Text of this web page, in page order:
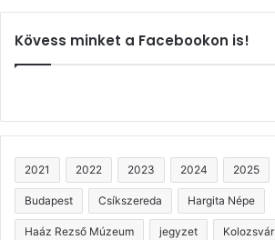
Kövess minket a Facebookon is!
2021 2022 2023 2024 2025
Budapest Csíkszereda Hargita Népe
Haáz Rezső Múzeum jegyzet Kolozsvár